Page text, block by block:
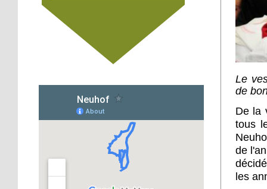
18 octobre 2018
Un jardin face aux
obstacles
Jouer à Fifa à la
médiathèque
16 octobre 2018
«Chacun me propose un
autofinancement là, ce
qui vous vient !»
Le
de
De la
tous
de
les